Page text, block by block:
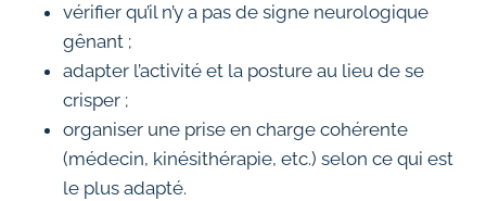
vérifier qu’il n’y a pas de signe neurologique
gênant ;
adapter l’activité et la posture au lieu de se
crisper ;
organiser une prise en charge cohérente
(médecin, kinésithérapie, etc.) selon ce qui est
le plus adapté.